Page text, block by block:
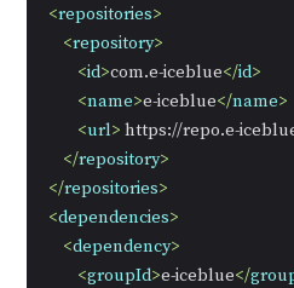
<repositories>
<repository>
<id>com.e-iceblue</id>
<name>e-iceblue</name>
<url> https://repo.e-
</repository>
</repositories>
<dependencies>
<dependency>
<groupId>e-iceblue</